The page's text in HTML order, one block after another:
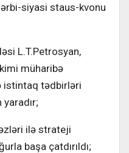
siyasi staus-kvonu
L.T.Petrosyan,
müharibə
istintaq tədbirləri
ilə strateji
başa çatdırıldı;